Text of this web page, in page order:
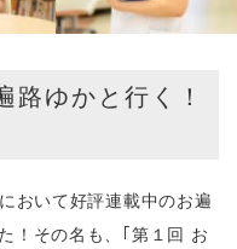
路ゆかと行く！
おいて好評連載中のお遍
！その名も、｢第１回 お